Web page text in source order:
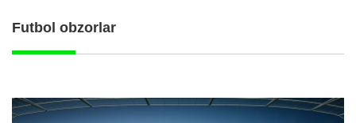
Futbol obzorlar